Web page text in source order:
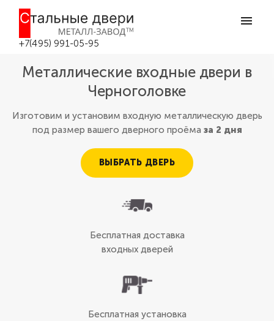
+7(495) 991-05-95
Металлические входные двери в
Черноголовке
Изготовим и установим входную металлическую дверь
под размер вашего дверного проёма за 2 дня
ВЫБРАТЬ ДВЕРЬ
Бесплатная доставка
входных дверей
Бесплатная установка